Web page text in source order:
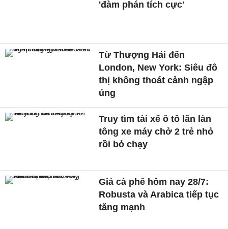
'đàm phán tích cực'
Từ Thượng Hải đến
London, New York: Siêu đô
thị không thoát cảnh ngập
úng
Truy tìm tài xế ô tô lấn làn
tông xe máy chở 2 trẻ nhỏ
rồi bỏ chạy
Giá cà phê hôm nay 28/7:
Robusta và Arabica tiếp tục
tăng mạnh